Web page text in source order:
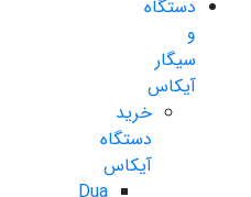
دستگاه
و
سیگار
آیکاس
خرید
دستگاه
آیکاس